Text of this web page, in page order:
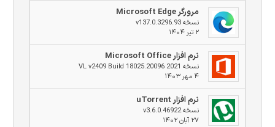
مرورگر Microsoft Edge
نسخه v137.0.3296.93
۲ تیر ۱۴۰۴
نرم افزار Microsoft Office
نسخه 2021 VL v2409 Build 18025.20096
۴ مهر ۱۴۰۳
نرم افزار uTorrent
نسخه v3.6.0.46922
۲۷ آبان ۱۴۰۲